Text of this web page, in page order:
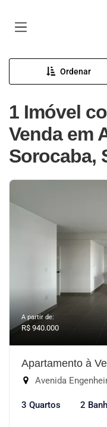
Ordenar
1 Imóvel
Venda em
Sorocaba,
A partir de:
R$ 940.000
Apartamento à
Avenida Engenheiro
3 Quartos 2